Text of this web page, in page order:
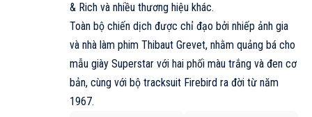
& Rich và nhiều thương hiệu khác.
Toàn bộ chiến dịch được chỉ đạo bởi nhiếp ảnh gia
và nhà làm phim Thibaut Grevet, nhằm quảng bá cho
mẫu giày Superstar với hai phối màu trắng và đen cơ
bản, cùng với bộ tracksuit Firebird ra đời từ năm
1967.